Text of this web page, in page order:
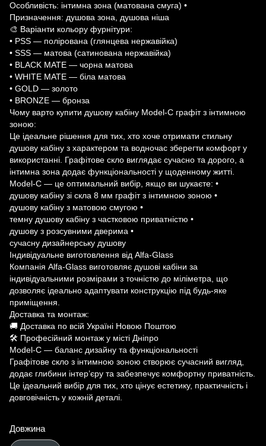
Особливість: інтимна зона (матована смуга) •
Призначення: душова зона, душова ніша
🎨 Варіанти кольору фурнітури:
• PSS — полірована (глянцева нержавійка)
• SSS — матова (сатинована нержавійка)
• BLACK MATE — чорна матова
• WHITE MATE — біла матова
• GOLD — золото
• BRONZE — бронза
Чому варто купити душову кабіну Model-C графіт з інтимною
зоною:
Це ідеальне рішення для тих, хто хоче отримати стильну
душову кабіну з характером та водночас зберегти комфорт у
використанні. Графітове скло виглядає сучасно та дорого, а
інтимна зона додає функціональності у щоденному житті.
Model-C — це оптимальний вибір, якщо ви шукаєте: •
душову кабіну зі скла 8 мм графіт з інтимною зоною •
душову кабіну з матовою смугою •
темну душову кабіну з частковою приватністю •
душову з розсувними дверима •
сучасну дизайнерську душову
Індивідуальне виготовлення від Alfa-Glass
Компанія Alfa-Glass виготовляє душові кабіни за
індивідуальними розмірами з точністю до міліметра, що
дозволяє ідеально адаптувати конструкцію під будь-яке
приміщення.
Доставка та монтаж:
🚚 Доставка по всій Україні Новою Поштою
🛠 Професійний монтаж у місті Дніпро
Model-C — баланс дизайну та функціональності
Графітове скло з інтимною зоною створює сучасний вигляд,
додає глибини інтер’єру та забезпечує комфортну приватність.
Це ідеальний вибір для тих, хто цінує естетику, практичність і
довговічність у кожній деталі.
Довжина